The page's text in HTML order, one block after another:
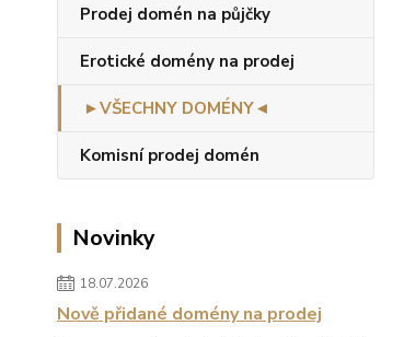
Prodej domén na půjčky
Erotické domény na prodej
►VŠECHNY DOMÉNY◄
Komisní prodej domén
Novinky
18.07.2026
Nově přidané domény na prodej